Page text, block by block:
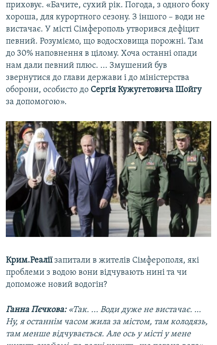
приховує. «Бачите, сухий рік. Погода, з одного боку
хороша, для курортного сезону. З іншого – води не
вистачає. У місті Сімферополь утворився дефіцит
певний. Розуміємо, що водосховища порожні. Там
до 30% наповнення в цілому. Хоча останні опади
нам дали певний плюс. ... Змушений був
звернутися до глави держави і до міністерства
оборони, особисто до Сергія Кужугетовича Шойгу
за допомогою».
Крим.Реаліїзапитали в жителів Сімферополя, які
проблеми з водою вони відчувають нині та чи
допоможе новий водогін?
Ганна Пєчкова: «Так. ... Води дуже не вистачає. …
Ну, я останнім часом жила за містом, там колодязь,
там менше відчувається. Але ось у місті у мене